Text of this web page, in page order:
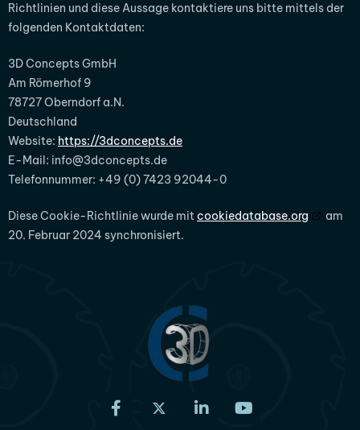
Richtlinien und diese Aussage kontaktiere uns bitte mittels der
folgenden Kontaktdaten:
3D Concepts GmbH
Am Römerhof 9
78727 Oberndorf a.N.
Deutschland
Website: https://3dconcepts.de
E-Mail: info@3dconcepts.de
Telefonnummer: +49 (0) 7423 92044-0
Diese Cookie-Richtlinie wurde mit cookiedatabase.org
am
20. Februar 2024 synchronisiert.